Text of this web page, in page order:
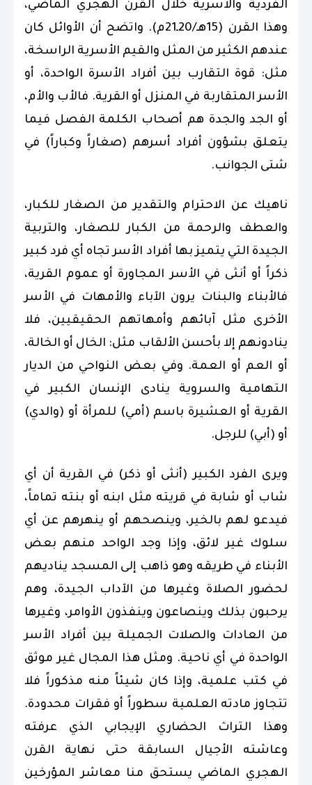
الفردية والأسرية خلال القرن الهجري الماضي،
وهذا القرن (15هـ/20ـ21م). واتضح أن الأوائل كان
عندهم الكثير من المثل والقيم الأسرية الراسخة،
مثل: قوة التقارب بين أفراد الأسرة الواحدة، أو
الأسر المتقاربة في المنزل أو القرية. فالأب والأم،
أو الجد والجدة هم أصحاب الكلمة الفصل فيما
يتعلق بشؤون أفراد أسرهم (صغاراً وكباراً) في
شتى الجوانب.
ناهيك عن الاحترام والتقدير من الصغار للكبار،
والعطف والرحمة من الكبار للصغار، والتربية
الجيدة التي يتميز بها أفراد الأسر تجاه أي فرد كبير
ذكراً أو أنثى في الأسر المجاورة أو عموم القرية،
فالأبناء والبنات يرون الآباء والأمهات في الأسر
الأخرى مثل آبائهم وأمهاتهم الحقيقيين، فلا
ينادونهم إلا بأحسن الألقاب مثل: الخال أو الخالة،
أو العم أو العمة. وفي بعض النواحي من الديار
التهامية والسروية ينادى الإنسان الكبير في
القرية أو العشيرة باسم (أمي) للمرأة أو (والدي)
أو (أبي) للرجل.
ويرى الفرد الكبير (أنثى أو ذكر) في القرية أن أي
شاب أو شابة في قريته مثل ابنه أو بنته تماماً،
فيدعو لهم بالخير، وينصحهم أو ينهرهم عن أي
سلوك غير لائق، وإذا وجد الواحد منهم بعض
الأبناء في طريقه وهو ذاهب إلى المسجد يناديهم
لحضور الصلاة وغيرها من الآداب الجيدة، وهم
يرحبون بذلك وينصاعون وينفذون الأوامر، وغيرها
من العادات والصلات الجميلة بين أفراد الأسر
الواحدة في أي ناحية. ومثل هذا المجال غير موثق
في كتب علمية، وإذا كان شيئاً منه مذكوراً فلا
تتجاوز مادته العلمية سطوراً أو فقرات محدودة.
وهذا التراث الحضاري الإيجابي الذي عرفته
وعاشته الأجيال السابقة حتى نهاية القرن
الهجري الماضي يستحق منا معاشر المؤرخين